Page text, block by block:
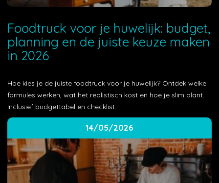
Foodtruck voor je huwelijk: budget,
planning en de juiste keuze maken
in 2026
Hoe kies je de juiste foodtruck voor je huwelijk? Ontdek welke
formules werken, wat het realistisch kost en hoe je slim plant.
Inclusief budgettabel en checklist.
14/05/2026